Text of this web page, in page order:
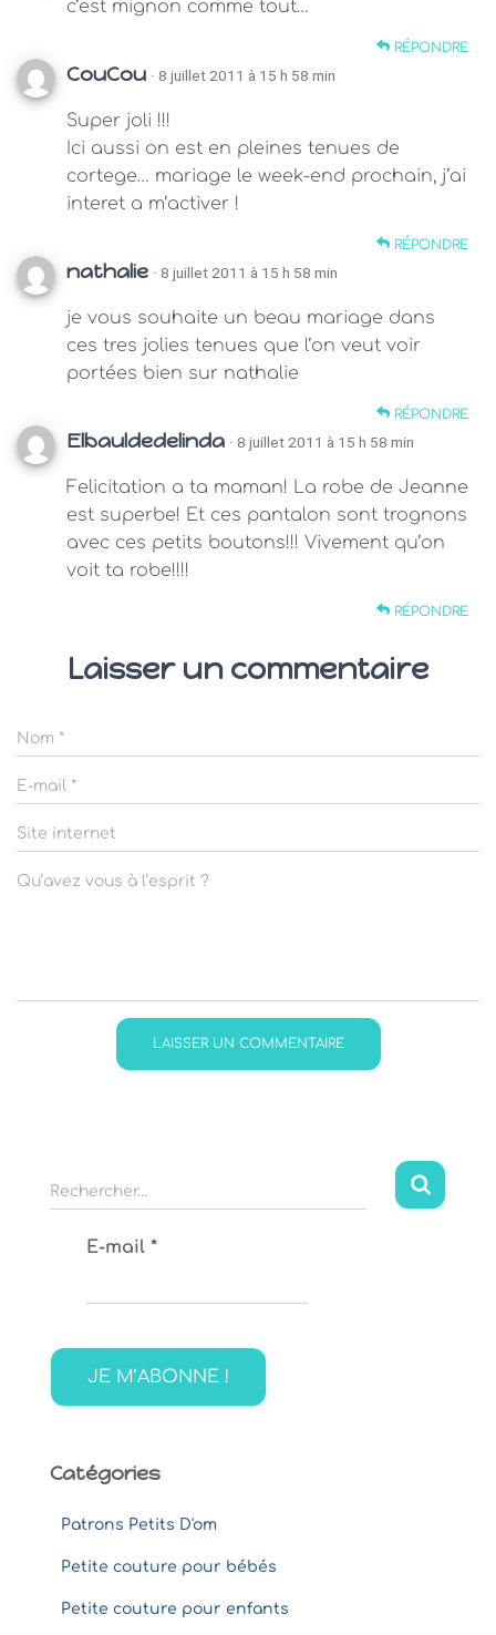
c’est mignon comme tout…
RÉPONDRE
CouCou · 8 juillet 2011 à 15 h 58 min
Super joli !!!
Ici aussi on est en pleines tenues de
cortege… mariage le week-end prochain, j’ai
interet a m’activer !
RÉPONDRE
nathalie · 8 juillet 2011 à 15 h 58 min
je vous souhaite un beau mariage dans
ces tres jolies tenues que l’on veut voir
portées bien sur nathalie
RÉPONDRE
Elbauldedelinda · 8 juillet 2011 à 15 h 58 min
Felicitation a ta maman! La robe de Jeanne
est superbe! Et ces pantalon sont trognons
avec ces petits boutons!!! Vivement qu’on
voit ta robe!!!!
RÉPONDRE
Laisser un commentaire
Nom *
E-mail *
Site internet
Qu’avez vous à l’esprit ?
R
e
h
r
Rechercher…
E-mail *
Catégories
Patrons Petits D'om
Petite couture pour bébés
Petite couture pour enfants